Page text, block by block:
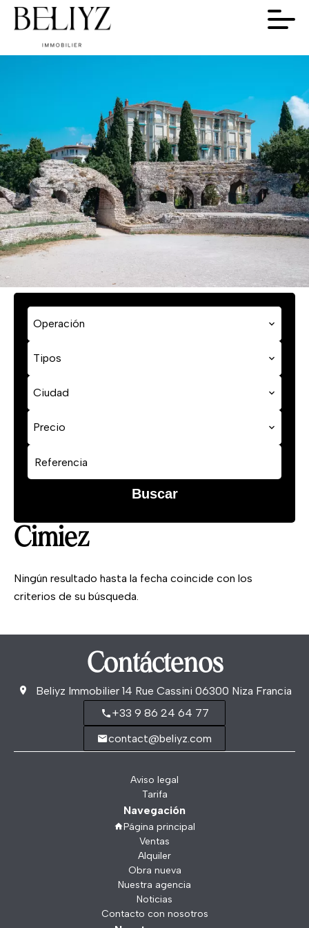
Operación
Tipos
Ciudad
Precio
Buscar
Cimiez
Ningún resultado hasta la fecha coincide con los
criterios de su búsqueda.
Contáctenos
Beliyz Immobilier14 Rue Cassini 06300 Niza Francia
+33 9 86 24 64 77
contact@beliyz.com
Aviso legal
Tarifa
Navegación
Página principal
Ventas
Alquiler
Obra nueva
Nuestra agencia
Noticias
Contacto con nosotros